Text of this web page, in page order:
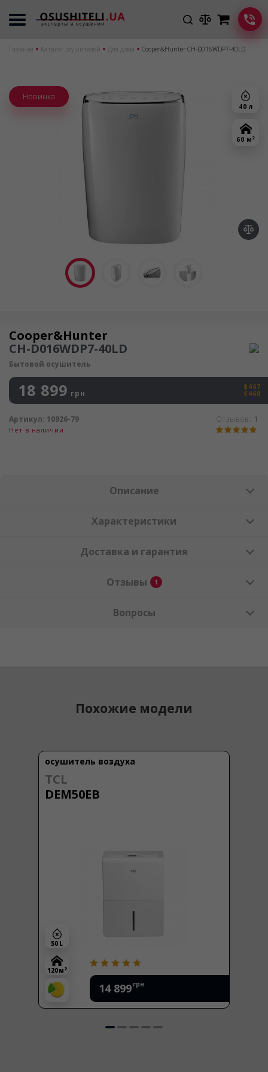
Главная Каталог осушителей Для дома Cooper&Hunter CH-D016WDP7-40LD
40 л
60 м 2
Новинка
Осушитель воздуха
Cooper&Hunter
CH-D016WDP7-40LD
Бытовой осушитель
18 899 грн
$467
€460
Нет в наличии
Отзывов: 1
Артикул: 10926-79
Описание
Характеристики
Доставка и гарантия
Отзывы 1
Вопросы
Похожие модели
осушитель воздуха
TCL
DEM50EB
14 899 грн
50 L
120 м 2